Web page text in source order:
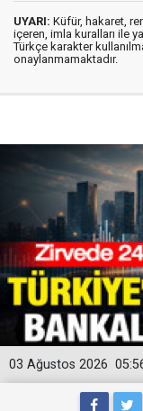
UYARI: Küfür, hakaret,
içeren, imla kuralları ile
Türkçe karakter
onaylanmamaktadır.
03 Ağustos 2026